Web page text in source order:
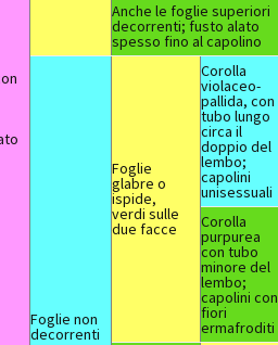
Anche le foglie superiori
decorrenti; fusto alato
spesso fino al capolino
Foglie non
decorrenti
Foglie
glabre o
ispide,
verdi sulle
due facce
Corolla
violaceo-
pallida, con
tubo lungo
circa il
doppio del
lembo;
capolini
unisessuali
Corolla
purpurea
con tubo
minore del
lembo;
capolini con
fiori
ermafroditi